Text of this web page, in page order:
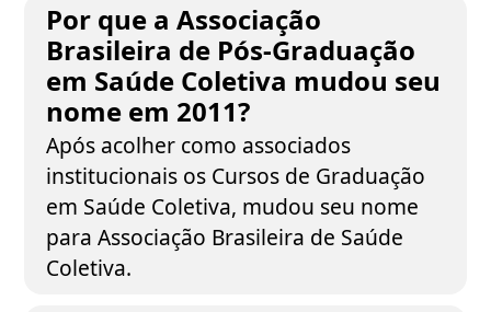
Por que a Associação
Brasileira de Pós-Graduação
em Saúde Coletiva mudou seu
nome em 2011?
Após acolher como associados
institucionais os Cursos de Graduação
em Saúde Coletiva, mudou seu nome
para Associação Brasileira de Saúde
Coletiva.